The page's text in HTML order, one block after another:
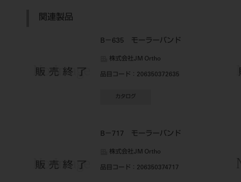
関連製品
B－635 モーラーバンド
株式会社JM Ortho
品目コード ：206350372635
カタログ
B－717 モーラーバンド
株式会社JM Ortho
品目コード ：206350374717